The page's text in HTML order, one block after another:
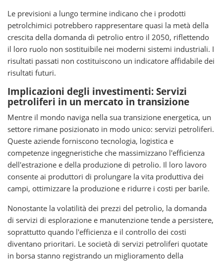
Le previsioni a lungo termine indicano che i prodotti
petrolchimici potrebbero rappresentare quasi la metà della
crescita della domanda di petrolio entro il 2050, riflettendo
il loro ruolo non sostituibile nei moderni sistemi industriali. I
risultati passati non costituiscono un indicatore affidabile dei
risultati futuri.
Implicazioni degli investimenti: Servizi
petroliferi in un mercato in transizione
Mentre il mondo naviga nella sua transizione energetica, un
settore rimane posizionato in modo unico: servizi petroliferi.
Queste aziende forniscono tecnologia, logistica e
competenze ingegneristiche che massimizzano l'efficienza
dell'estrazione e della produzione di petrolio. Il loro lavoro
consente ai produttori di prolungare la vita produttiva dei
campi, ottimizzare la produzione e ridurre i costi per barile.
Nonostante la volatilità dei prezzi del petrolio, la domanda
di servizi di esplorazione e manutenzione tende a persistere,
soprattutto quando l'efficienza e il controllo dei costi
diventano prioritari. Le società di servizi petroliferi quotate
in borsa stanno registrando un miglioramento della